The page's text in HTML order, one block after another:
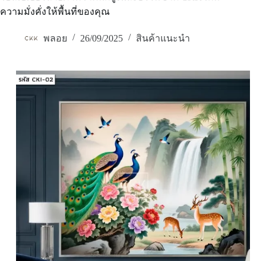
ความมั่งคั่งให้พื้นที่ของคุณ
พลอย 26/09/2025 สินค้าแนะนำ